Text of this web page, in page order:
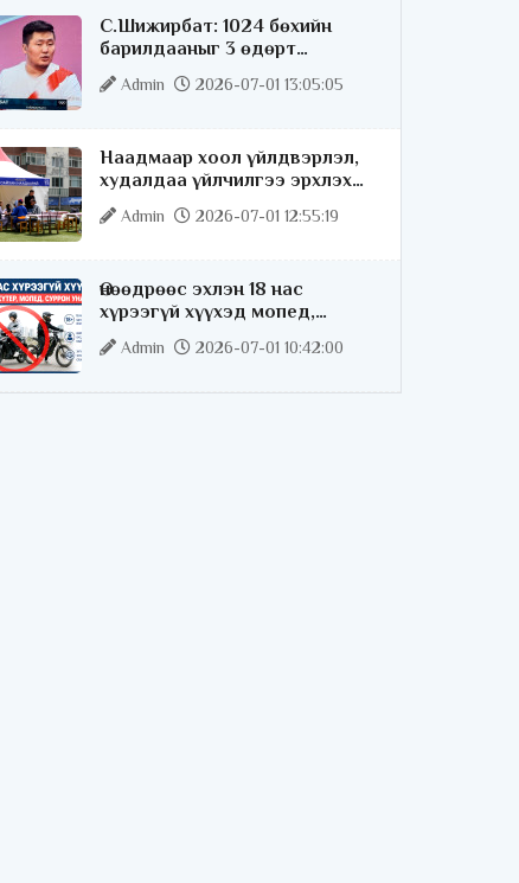
С.Шижирбат: 1024 бөхийн
барилдааныг 3 өдөрт
шилжүүлбэл найраа тун
нарийн явагдана
Admin 2026-07-01 13:05:05
Наадмаар хоол үйлдвэрлэл,
худалдаа үйлчилгээ эрхлэх
хүсэлтийг license.mn сайтаар
авч байна
Admin 2026-07-01 12:55:19
Өнөөдрөөс эхлэн 18 нас
хүрээгүй хүүхэд мопед,
скүтер, суррон унахгүй
Admin 2026-07-01 10:42:00